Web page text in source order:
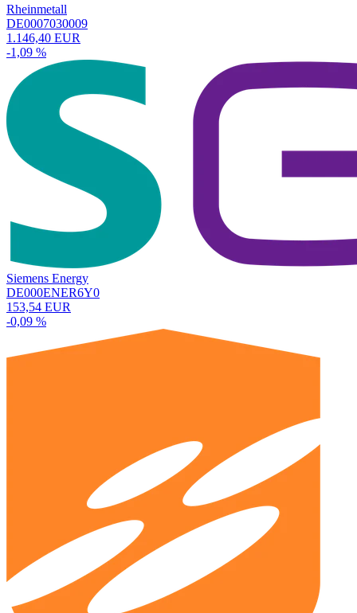
Rheinmetall
DE0007030009
1.146,40 EUR
-1,09 %
Siemens Energy
DE000ENER6Y0
153,54 EUR
-0,09 %